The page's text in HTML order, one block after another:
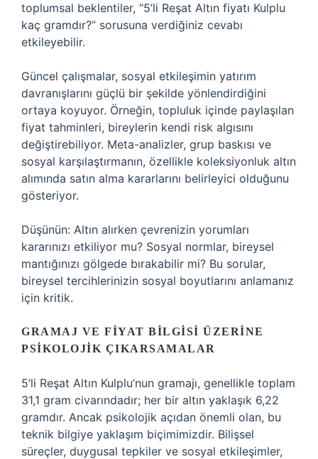
toplumsal beklentiler, “5’li Reşat Altın fiyatı Kulplu
kaç gramdır?” sorusuna verdiğiniz cevabı
etkileyebilir.
Güncel çalışmalar, sosyal etkileşimin yatırım
davranışlarını güçlü bir şekilde yönlendirdiğini
ortaya koyuyor. Örneğin, topluluk içinde paylaşılan
fiyat tahminleri, bireylerin kendi risk algısını
değiştirebiliyor. Meta-analizler, grup baskısı ve
sosyal karşılaştırmanın, özellikle koleksiyonluk altın
alımında satın alma kararlarını belirleyici olduğunu
gösteriyor.
Düşünün: Altın alırken çevrenizin yorumları
kararınızı etkiliyor mu? Sosyal normlar, bireysel
mantığınızı gölgede bırakabilir mi? Bu sorular,
bireysel tercihlerinizin sosyal boyutlarını anlamanız
için kritik.
GRAMAJ VE FIYAT BILGISI ÜZERINE
PSIKOLOJIK ÇIKARSAMALAR
5’li Reşat Altın Kulplu’nun gramajı, genellikle toplam
31,1 gram civarındadır; her bir altın yaklaşık 6,22
gramdır. Ancak psikolojik açıdan önemli olan, bu
teknik bilgiye yaklaşım biçimimizdir. Bilişsel
süreçler, duygusal tepkiler ve sosyal etkileşimler,